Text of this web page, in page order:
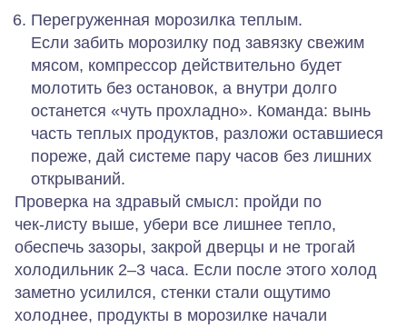
Перегруженная морозилка теплым.
Если забить морозилку под завязку свежим
мясом, компрессор действительно будет
молотить без остановок, а внутри долго
останется «чуть прохладно». Команда: вынь
часть теплых продуктов, разложи оставшиеся
пореже, дай системе пару часов без лишних
открываний.
Проверка на здравый смысл: пройди по
чек‑листу выше, убери все лишнее тепло,
обеспечь зазоры, закрой дверцы и не трогай
холодильник 2–3 часа. Если после этого холод
заметно усилился, стенки стали ощутимо
холоднее, продукты в морозилке начали